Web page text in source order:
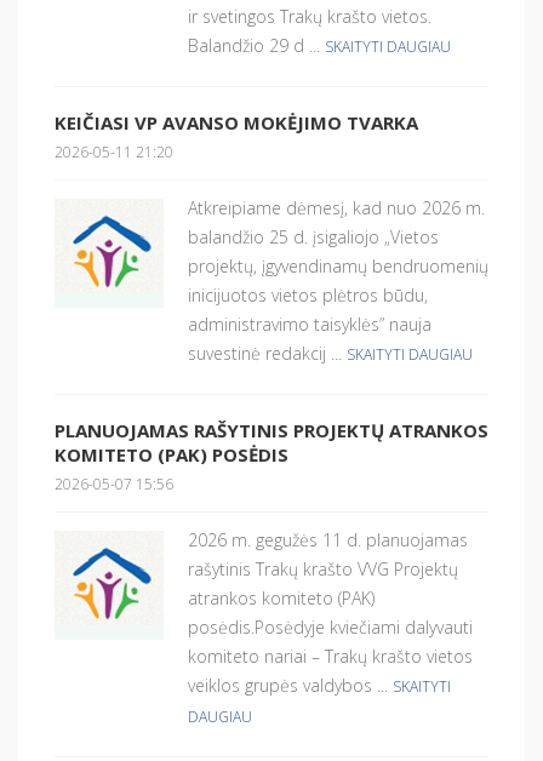
ir svetingos Trakų krašto vietos.
Balandžio 29 d ... SKAITYTI DAUGIAU
KEIČIASI VP AVANSO MOKĖJIMO TVARKA
2026-05-11 21:20
Atkreipiame dėmesį, kad nuo 2026 m.
balandžio 25 d. įsigaliojo „Vietos
projektų, įgyvendinamų bendruomenių
inicijuotos vietos plėtros būdu,
administravimo taisyklės” nauja
suvestinė redakcij ... SKAITYTI DAUGIAU
PLANUOJAMAS RAŠYTINIS PROJEKTŲ ATRANKOS
KOMITETO (PAK) POSĖDIS
2026-05-07 15:56
2026 m. gegužės 11 d. planuojamas
rašytinis Trakų krašto VVG Projektų
atrankos komiteto (PAK)
posėdis.Posėdyje kviečiami dalyvauti
komiteto nariai – Trakų krašto vietos
veiklos grupės valdybos ... SKAITYTI
DAUGIAU